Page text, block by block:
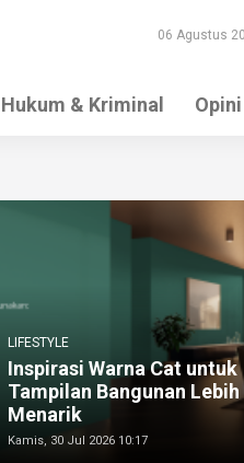
06 Agustus
Hukum & Kriminal Opini
LIFESTYLE
Inspirasi Warna Cat untuk
Tampilan Bangunan Lebih
Menarik
Kamis, 30 Jul 2026 10:17